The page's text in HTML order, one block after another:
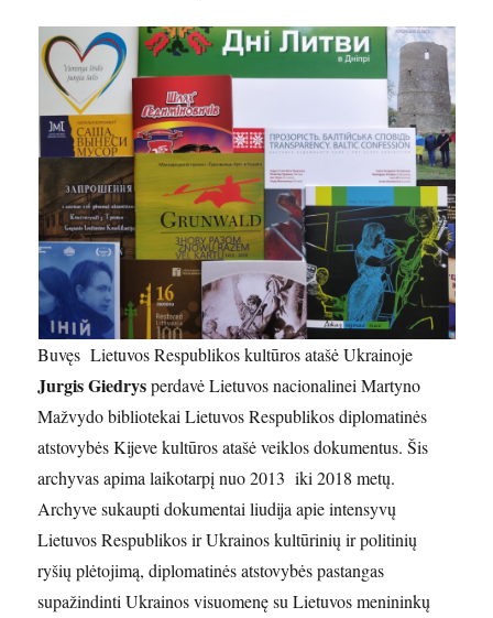
Buvęs Lietuvos Respublikos kultūros atašė Ukrainoje
Jurgis Giedrysperdavė Lietuvos nacionalinei Martyno
Mažvydo bibliotekai Lietuvos Respublikos diplomatinės
atstovybės Kijeve kultūros atašė veiklos dokumentus. Šis
archyvas apima laikotarpį nuo 2013 iki 2018 metų.
Archyve sukaupti dokumentai liudija apie intensyvų
Lietuvos Respublikos ir Ukrainos kultūrinių ir politinių
ryšių plėtojimą, diplomatinės atstovybės pastangas
supažindinti Ukrainos visuomenę su Lietuvos menininkų